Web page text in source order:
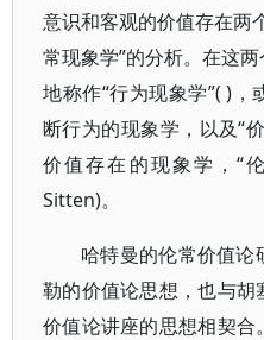
意识和客观的价值存在两
常现象学”的分析。在这
地称作“行为现象学”( )
断行为的现象学，以及“
价值存在的现象学，“
Sitten)。
哈特曼的伦常价值论
勒的价值论思想，也与
价值论讲座的思想相契